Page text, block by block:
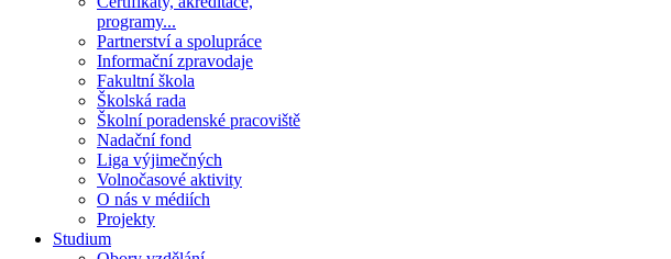
programy...
Partnerství a spolupráce
Informační zpravodaje
Fakultní škola
Školská rada
Školní poradenské pracoviště
Nadační fond
Liga výjimečných
Volnočasové aktivity
O nás v médiích
Projekty
Studium